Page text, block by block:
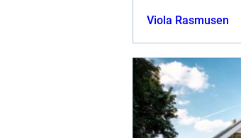
Viola Rasmusen